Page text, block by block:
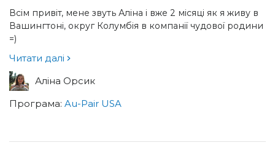
Всім привіт, мене звуть Аліна і вже 2 місяці як я живу в
Вашингтоні, округ Колумбія в компанії чудової родини
=)
Читати далі
Аліна Орсик
Програма: Au-Pair USA